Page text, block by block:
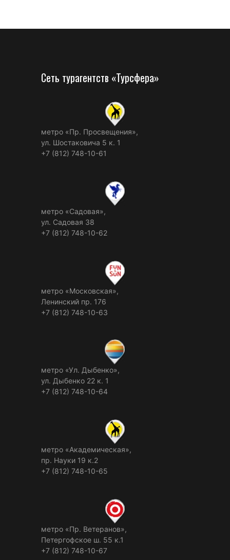
Сеть турагентств «Турсфера»
метро «Пр. Просвещения»,
ул. Шостаковича 5 к. 1
+7 (812) 748-10-61
метро «Садовая»,
ул. Садовая 38
+7 (812) 748-10-62
метро «Московская»,
Ленинский пр. 176
+7 (812) 748-10-63
метро «Ул. Дыбенко»,
ул. Дыбенко 22 к. 1
+7 (812) 748-10-64
метро «Академическая»,
пр. Науки 19 к.2
+7 (812) 748-10-65
метро «Пр. Ветеранов»,
Петергофское ш. 55 к.1
+7 (812) 748-10-67